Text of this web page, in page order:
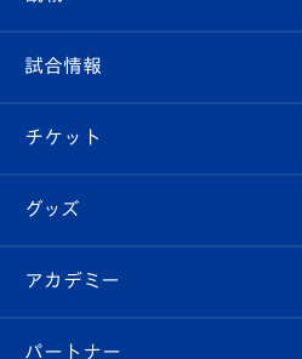
クラブ
試合情報
チケット
イベント
メディア
クラブ概要
エンブレム紹介
スタッフプロフィール
マスコット紹介
観戦ルール
はじめての観戦ガイド
Revive Team
試合情報
試合日程/結果
フォトギャラリー
スタジアムグルメ
チケット
チケット
V-LOVERS（ファンクラブ）
グッズ
オンラインショップ
アカデミー
育成からのお知らせ
パートナー